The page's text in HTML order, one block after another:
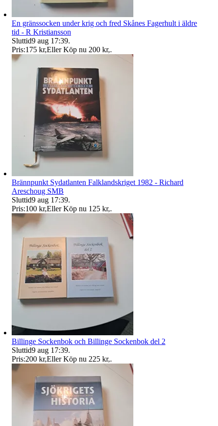
En gränssocken under krig och fred Skånes Fagerhult i äldre
tid - R Kristiansson
Sluttid9 aug 17:39.
Pris:175 kr,Eller Köp nu 200 kr,.
Brännpunkt Sydatlanten Falklandskriget 1982 - Richard
Areschoug SMB
Sluttid9 aug 17:39.
Pris:100 kr,Eller Köp nu 125 kr,.
Billinge Sockenbok och Billinge Sockenbok del 2
Sluttid9 aug 17:39.
Pris:200 kr,Eller Köp nu 225 kr,.